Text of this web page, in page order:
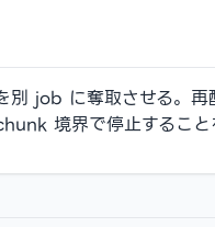
job に奪取させる。再
境界で停止すること